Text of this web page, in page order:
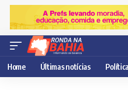
Home Últimas notícias Política